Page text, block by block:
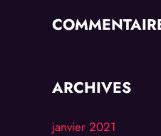
ARCHIVES
janvier 2021